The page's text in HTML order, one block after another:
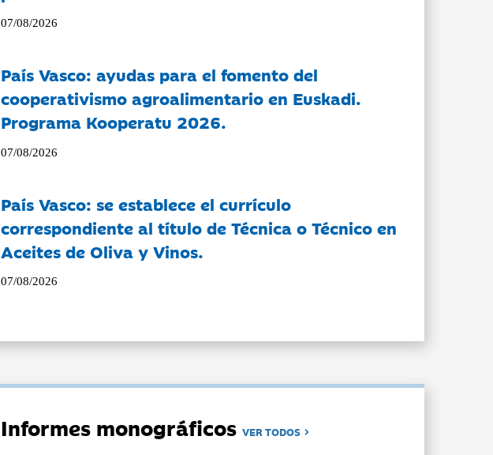
07/08/2026
País Vasco: ayudas para el fomento del
cooperativismo agroalimentario en Euskadi.
Programa Kooperatu 2026.
07/08/2026
País Vasco: se establece el currículo
correspondiente al título de Técnica o Técnico en
Aceites de Oliva y Vinos.
07/08/2026
Informes monográficosVER TODOS